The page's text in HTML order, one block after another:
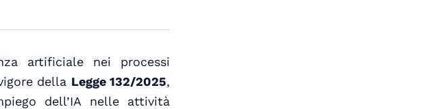
artificiale nei processi
della Legge 132/2025,
dell’IA nelle attività